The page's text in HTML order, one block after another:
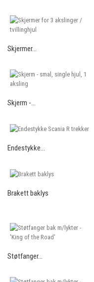
Skjermer...
Skjerm -...
Endestykke...
Brakett baklys
Støtfanger...